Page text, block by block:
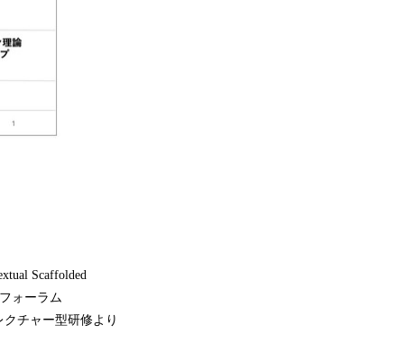
Scaffolded
ォーラム
チャー型研修より